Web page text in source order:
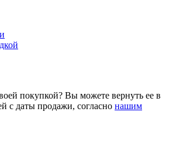
покупкой? Вы можете вернуть ее в
с даты продажи, согласно нашим